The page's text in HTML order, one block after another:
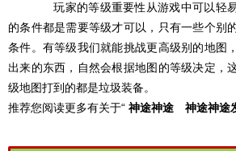
玩家的等级重要性从游戏中可以轻易
的条件都是需要等级才可以，只有一些个别
条件。有等级我们就能挑战更高级别的地图
出来的东西，自然会根据地图的等级决定，
级地图打到的都是垃圾装备。
推荐您阅读更多有关于“ 神途神途 神途神途